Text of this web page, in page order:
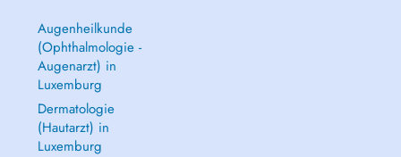
Augenheilkunde
(Ophthalmologie -
Augenarzt) in
Luxemburg
Dermatologie
(Hautarzt) in
Luxemburg